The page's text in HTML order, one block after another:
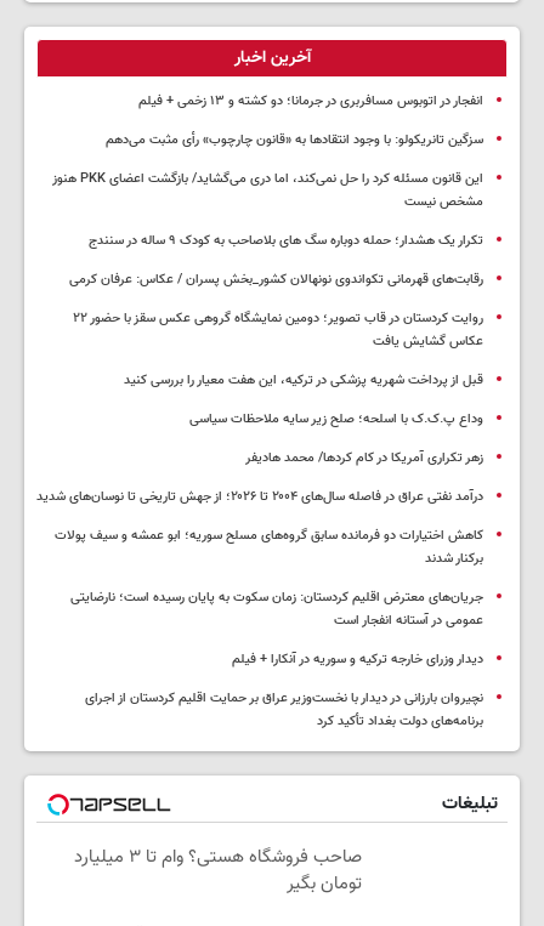
آخرین اخبار
انفجار در اتوبوس مسافربری در جرمانا؛ دو کشته و ۱۳ زخمی + فیلم
سزگین تانریکولو: با وجود انتقادها به «قانون چارچوب» رأی مثبت می‌دهم
این قانون مسئله کرد را حل نمی‌کند، اما دری می‌گشاید/ بازگشت اعضای PKK هنوز
مشخص نیست
تکرار یک هشدار؛ حمله دوباره سگ های بلاصاحب به کودک ۹ ساله در سنندج
رقابت‌های قهرمانی تکواندوی نونهالان کشور_بخش پسران / عکاس: عرفان کرمی
روایت کردستان در قاب تصویر؛ دومین نمایشگاه گروهی عکس سقز با حضور ۲۲
عکاس گشایش یافت
قبل از پرداخت شهریه پزشکی در ترکیه، این هفت معیار را بررسی کنید
وداع پ.ک.ک با اسلحه؛ صلح زیر سایه ملاحظات سیاسی
زهر تکراری آمریکا در کام کردها/ محمد هادیفر
درآمد نفتی عراق در فاصله سال‌های ۲۰۰۴ تا ۲۰۲۶؛ از جهش تاریخی تا نوسان‌های شدید
کاهش اختیارات دو فرمانده سابق گروه‌های مسلح سوریه؛ ابو عمشه و سیف پولات
برکنار شدند
جریان‌های معترض اقلیم کردستان: زمان سکوت به پایان رسیده است؛ نارضایتی
عمومی در آستانه انفجار است
دیدار وزرای خارجه ترکیه و سوریه در آنکارا + فیلم
نچیروان بارزانی در دیدار با نخست‌وزیر عراق بر حمایت اقلیم کردستان از اجرای
برنامه‌های دولت بغداد تأکید کرد
تبلیغات
صاحب فروشگاه هستی؟ وام تا ۳ میلیارد
تومان بگیر